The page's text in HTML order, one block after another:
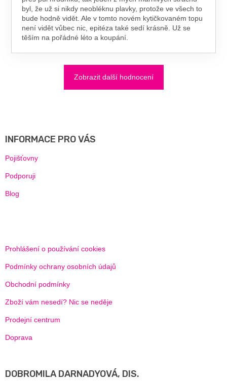
byl, že už si nikdy neobléknu plavky, protože ve všech to
bude hodně vidět. Ale v tomto novém kytičkovaném topu
není vidět vůbec nic, epitéza také sedí krásně. Už se
těším na pořádné léto a koupání.
Zobrazit další hodnocení
INFORMACE PRO VÁS
Pojišťovny
Podporuji
Blog
Prohlášení o používání cookies
Podmínky ochrany osobních údajů
Obchodní podmínky
Zboží vám nesedí? Nic se neděje
Prodejní centrum
Doprava
DOBROMILA DARNADYOVÁ, DIS.